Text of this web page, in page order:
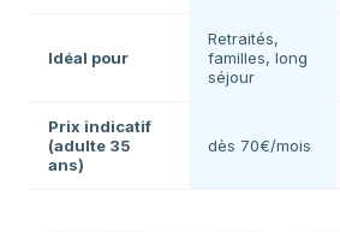
Idéal pour
Retraités,
familles, long
séjour
Prix indicatif
(adulte 35
ans)
dès 70€/mois